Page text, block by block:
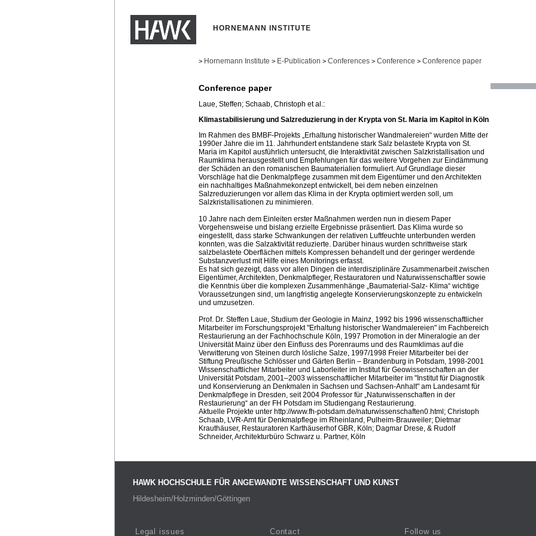
HORNEMANN INSTITUTE
> Hornemann Institute > E-Publication > Conferences > Conference > Conference paper
Conference paper
Laue, Steffen; Schaab, Christoph et al.:
Klimastabilisierung und Salzreduzierung in der Krypta von St. Maria im Kapitol in Köln
Im Rahmen des BMBF-Projekts „Erhaltung historischer Wandmalereien“ wurden Mitte der
1990er Jahre die im 11. Jahrhundert entstandene stark Salz belastete Krypta von St.
Maria im Kapitol ausführlich untersucht, die Interaktivität zwischen Salzkristallisation und
Raumklima herausgestellt und Empfehlungen für das weitere Vorgehen zur Eindämmung
der Schäden an den romanischen Baumaterialien formuliert. Auf Grundlage dieser
Vorschläge hat die Denkmalpflege zusammen mit dem Eigentümer und den Architekten
ein nachhaltiges Maßnahmekonzept entwickelt, bei dem neben einzelnen
Salzreduzierungen vor allem das Klima in der Krypta optimiert werden soll, um
Salzkristallisationen zu minimieren.
10 Jahre nach dem Einleiten erster Maßnahmen werden nun in diesem Paper
Vorgehensweise und bislang erzielte Ergebnisse präsentiert. Das Klima wurde so
eingestellt, dass starke Schwankungen der relativen Luftfeuchte unterbunden werden
konnten, was die Salzaktivität reduzierte. Darüber hinaus wurden schrittweise stark
salzbelastete Oberflächen mittels Kompressen behandelt und der geringer werdende
Substanzverlust mit Hilfe eines Monitorings erfasst.
Es hat sich gezeigt, dass vor allen Dingen die interdisziplinäre Zusammenarbeit zwischen
Eigentümer, Architekten, Denkmalpfleger, Restauratoren und Naturwissenschaftler sowie
die Kenntnis über die komplexen Zusammenhänge „Baumaterial-Salz- Klima“ wichtige
Voraussetzungen sind, um langfristig angelegte Konservierungskonzepte zu entwickeln
und umzusetzen.
Prof. Dr. Steffen Laue, Studium der Geologie in Mainz, 1992 bis 1996 wissenschaftlicher
Mitarbeiter im Forschungsprojekt "Erhaltung historischer Wandmalereien" im Fachbereich
Restaurierung an der Fachhochschule Köln, 1997 Promotion in der Mineralogie an der
Universität Mainz über den Einfluss des Porenraums und des Raumklimas auf die
Verwitterung von Steinen durch lösliche Salze, 1997/1998 Freier Mitarbeiter bei der
Stiftung Preußische Schlösser und Gärten Berlin – Brandenburg in Potsdam, 1998-2001
Wissenschaftlicher Mitarbeiter und Laborleiter im Institut für Geowissenschaften an der
Universität Potsdam, 2001–2003 wissenschaftlicher Mitarbeiter im "Institut für Diagnostik
und Konservierung an Denkmalen in Sachsen und Sachsen-Anhalt" am Landesamt für
Denkmalpflege in Dresden, seit 2004 Professor für „Naturwissenschaften in der
Restaurierung“ an der FH Potsdam im Studiengang Restaurierung.
Aktuelle Projekte unter http://www.fh-potsdam.de/naturwissenschaften0.html; Christoph
Schaab, LVR-Amt für Denkmalpflege im Rheinland, Pulheim-Brauweiler; Dietmar
Krauthäuser, Restauratoren Karthäuserhof GBR, Köln; Dagmar Drese, & Rudolf
Schneider, Architekturbüro Schwarz u. Partner, Köln
HAWK HOCHSCHULE FÜR ANGEWANDTE WISSENSCHAFT UND KUNST
Hildesheim/Holzminden/Göttingen
Legal issues Contact Follow us